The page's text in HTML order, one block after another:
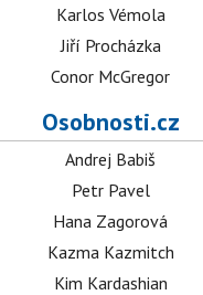
Karlos Vémola
Jiří Procházka
Conor McGregor
Osobnosti.cz
Andrej Babiš
Petr Pavel
Hana Zagorová
Kazma Kazmitch
Kim Kardashian